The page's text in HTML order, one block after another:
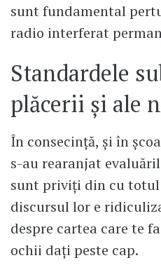
sunt fundamental
radio interferat
Standardele
plăcerii și ale
În consecință, și în
s-au rearanjat
sunt priviți din cu totul
discursul lor e
despre cartea care te
ochii dați peste cap.